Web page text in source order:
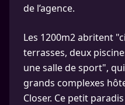
de l’agence.
Les 1200m2 abritent
terrasses, deux
une salle de sport",
grands complexes
Closer. Ce petit